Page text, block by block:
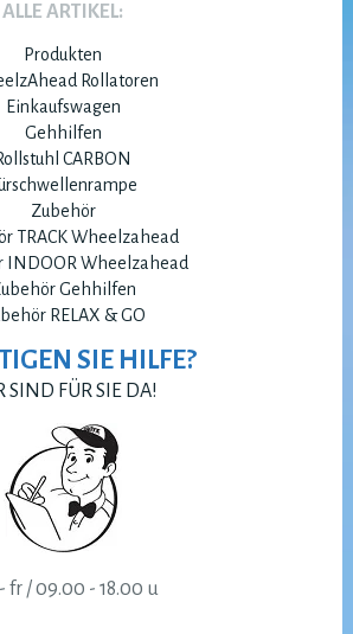
ALLE ARTIKEL:
Produkten
Rollatoren
Einkaufswagen
Gehhilfen
CARBON
Zubehör
TRACK Wheelzahead
INDOOR Wheelzahead
Gehhilfen
RELAX & GO
SIE HILFE?
SIND FÜR SIE DA!
fr / 09.00 - 18.00 u